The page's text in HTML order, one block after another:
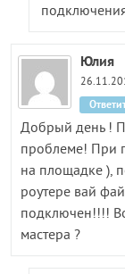
Юлия
Добрый день !
проблеме! При
на площадке ),
роутере вай
подключен!!!!
мастера ?